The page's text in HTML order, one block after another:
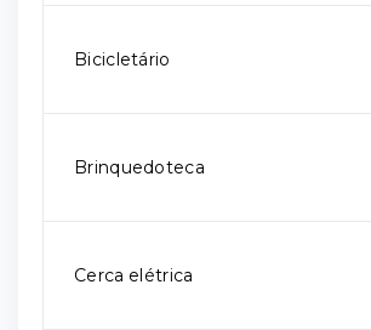
Bicicletário
Brinquedoteca
Cerca elétrica